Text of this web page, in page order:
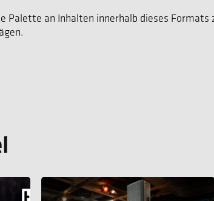
Palette an Inhalten innerhalb dieses